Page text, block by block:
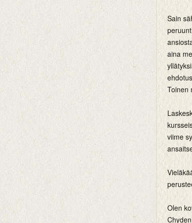
Sain
aina
Toinen
viime
Olen